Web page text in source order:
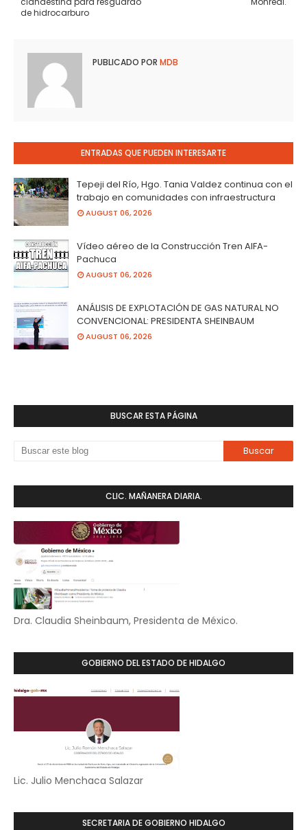
de hidrocarburo
PUBLICADO POR MDB
ENTRADAS QUE PUEDEN INTERESARTE
Tepeji del Río, Hgo. Tania Valdez continua con el
trabajo en comunidades con infraestructura
AUGUST 06, 2026
Vídeo aéreo de la Construcción Tren AIFA-
Pachuca
AUGUST 06, 2026
ANÁLISIS DE EXPLOTACIÓN DE GAS NATURAL NO
CONVENCIONAL: PRESIDENTA SHEINBAUM
AUGUST 06, 2026
BUSCAR ESTA PÁGINA
CLIC. MAÑANERA DIARIA.
Dra. Claudia Sheinbaum, Presidenta de México.
GOBIERNO DEL ESTADO DE HIDALGO
Lic. Julio Menchaca Salazar
SECRETARIA DE GOBIERNO HIDALGO